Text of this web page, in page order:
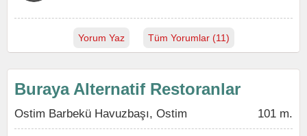
Yorum Yaz Tüm Yorumlar (11)
Buraya Alternatif Restoranlar
Ostim Barbekü Havuzbaşı, Ostim 101 m.